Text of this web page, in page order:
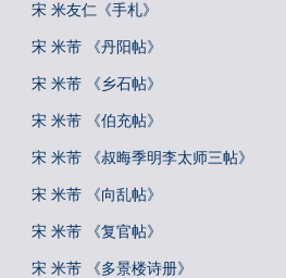
宋 米友仁《手札》
宋 米芾 《丹阳帖》
宋 米芾 《乡石帖》
宋 米芾 《伯充帖》
宋 米芾 《叔晦季明李太师三帖》
宋 米芾 《向乱帖》
宋 米芾 《复官帖》
宋 米芾 《多景楼诗册》